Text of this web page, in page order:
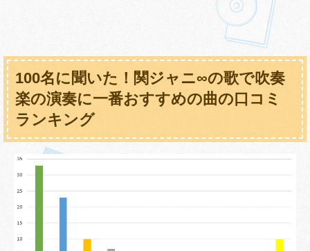
100名に聞いた！関ジャニ∞の歌で吹奏
楽の演奏に一番おすすめの曲の口コミ
ランキング